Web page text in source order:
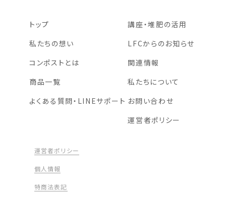
トップ
私たちの想い
コンポストとは
商品一覧
よくある質問・LINEサポート
講座・堆肥の活用
LFCからのお知らせ
関連情報
私たちについて
お問い合わせ
運営者ポリシー
運営者ポリシー
個人情報
特商法表記